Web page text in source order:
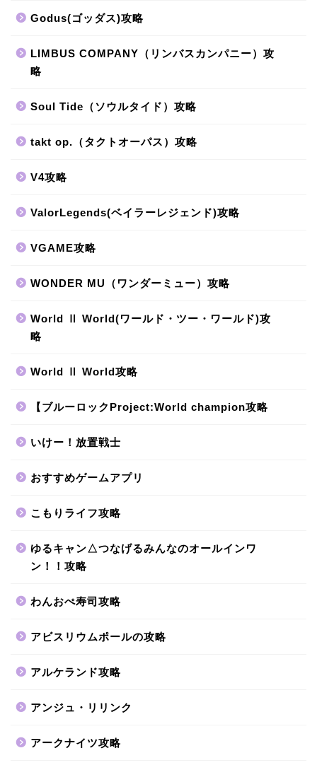
Godus(ゴッダス)攻略
LIMBUS COMPANY（リンバスカンパニー）攻
略
Soul Tide（ソウルタイド）攻略
takt op.（タクトオーパス）攻略
V4攻略
ValorLegends(ベイラーレジェンド)攻略
VGAME攻略
WONDER MU（ワンダーミュー）攻略
World Ⅱ World(ワールド・ツー・ワールド)攻
略
World Ⅱ World攻略
【ブルーロックProject:World champion攻略
いけー！放置戦士
おすすめゲームアプリ
こもりライフ攻略
ゆるキャン△つなげるみんなのオールインワ
ン！！攻略
わんおぺ寿司攻略
アビスリウムポールの攻略
アルケランド攻略
アンジュ・リリンク
アークナイツ攻略